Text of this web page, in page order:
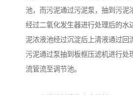
池，而污泥通过污泥泵，抽到污泥
经过二氧化发生器进行处理后的水
泥浓液池经过沉淀后上清液通过回
污泥通过泵抽到板框压滤机进行处
流管流至调节池。